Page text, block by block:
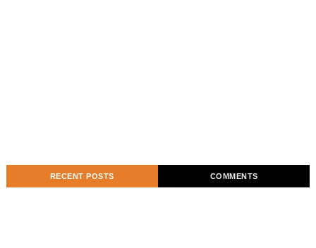
RECENT POSTS COMMENTS